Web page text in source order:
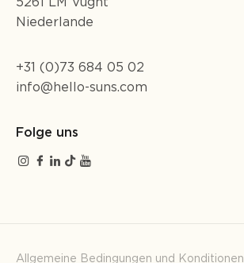
5261 LM Vught
Niederlande
+31 (0)73 684 05 02
info@hello-suns.com
Folge uns
Allgemeine Bedingungen und Konditionen